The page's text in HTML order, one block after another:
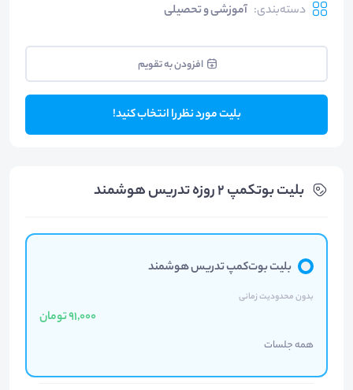
دسته‌بندی: آموزشی و تحصیلی
افزودن به تقویم
بلیت مورد نظر را انتخاب کنید!
بلیت‌ بوتکمپ ۲ روزه تدریس هوشمند
بلیت بوت‌کمپ تدریس هوشمند
بدون محدودیت زمانی
91,000 تومان
همه جلسات